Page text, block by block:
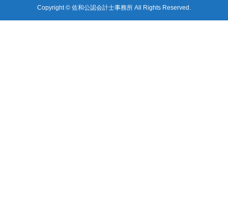
Copyright © 佐和公認会計士事務所 All Rights Reserved.